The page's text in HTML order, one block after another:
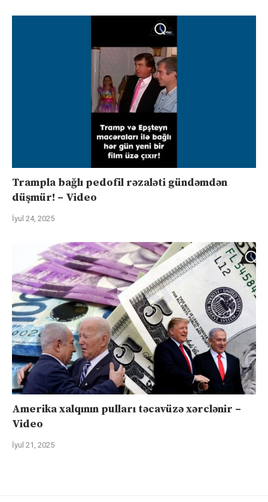
Trampla bağlı pedofil rəzaləti gündəmdən
düşmür! – Video
İyul 24, 2025
Amerika xalqının pulları təcavüzə xərclənir –
Video
İyul 21, 2025